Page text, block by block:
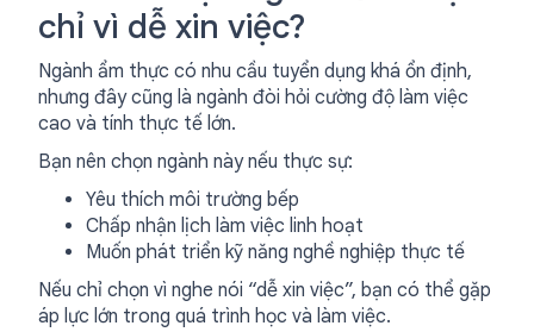
chỉ vì dễ xin việc?
Ngành ẩm thực có nhu cầu tuyển dụng khá ổn định,
nhưng đây cũng là ngành đòi hỏi cường độ làm việc
cao và tính thực tế lớn.
Bạn nên chọn ngành này nếu thực sự:
Yêu thích môi trường bếp
Chấp nhận lịch làm việc linh hoạt
Muốn phát triển kỹ năng nghề nghiệp thực tế
Nếu chỉ chọn vì nghe nói “dễ xin việc”, bạn có thể gặp
áp lực lớn trong quá trình học và làm việc.